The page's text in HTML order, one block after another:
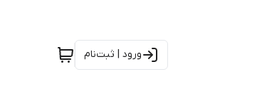
ورود | ثبت‌نام